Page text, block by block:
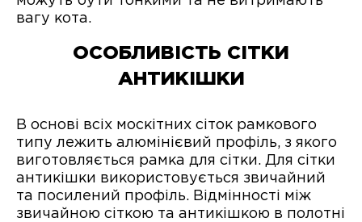
вагу кота.
ОСОБЛИВІСТЬ СІТКИ
АНТИКІШКИ
В основі всіх москітних сіток рамкового
типу лежить алюмінієвий профіль, з якого
виготовляється рамка для сітки. Для сітки
антикішки використовується звичайний
та посилений профіль. Відмінності між
звичайною сіткою та антикішкою в полотні